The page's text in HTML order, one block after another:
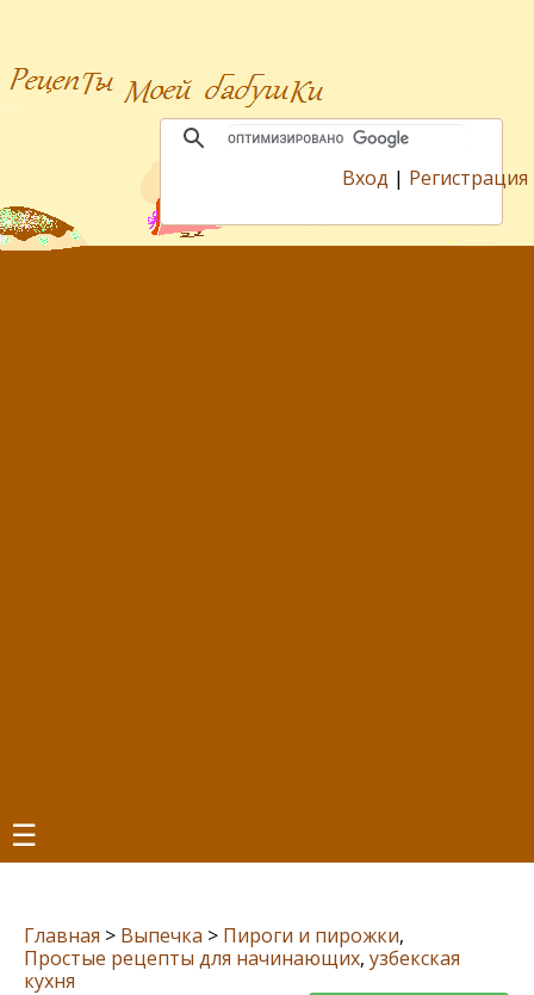
Вход | Регистрация
☰
Главная > Выпечка > Пироги и пирожки,
Простые рецепты для начинающих, узбекская
кухня